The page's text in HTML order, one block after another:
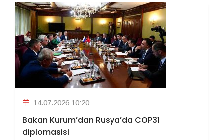
14.07.2026 10:20
Bakan Kurum’dan Rusya’da COP31
diplomasisi